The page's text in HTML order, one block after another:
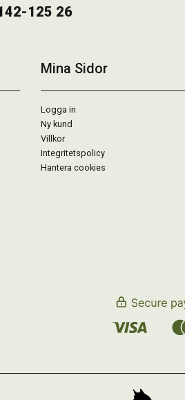
125 26
Mina Sidor
Logga in
Ny kund
Villkor
Integritetspolicy
Hantera cookies